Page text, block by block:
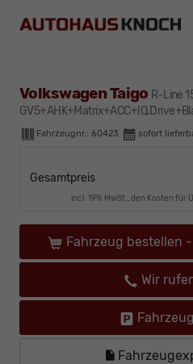
Volkswagen Taigo R-Line
Fahrzeugnr.: 60423 sofort
Gesamtpreis
incl. 19% MwSt., den Kosten
Fahrzeug bestellen -
Wir